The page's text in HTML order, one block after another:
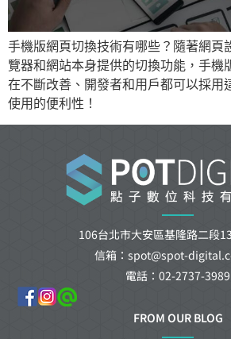
手機版網頁切換技術有哪些？隨著網頁
覽器和網站本身提供的切換功能，手機
在不斷改善、開發者和用戶都可以採用
使用的便利性！
106台北市大安區基隆路二段
信箱：spot@spot-
電話：02-2737-3989
FROM OUR BLOG